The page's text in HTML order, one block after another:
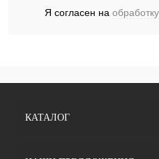
Я согласен на
КАТАЛОГ